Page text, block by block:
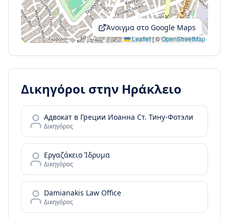
Leaflet|©OpenStreetMap
Άνοιγμα στο Google Maps
Δικηγόροι στην Ηράκλειο
Адвокат в Греции Иоанна Ст. Тину-Фотэли
Δικηγόρος
Εργαζάκειο Ίδρυμα
Δικηγόρος
Damianakis Law Office
Δικηγόρος